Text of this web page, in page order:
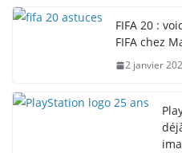
FIFA 20 :
FIFA chez
2 janvier